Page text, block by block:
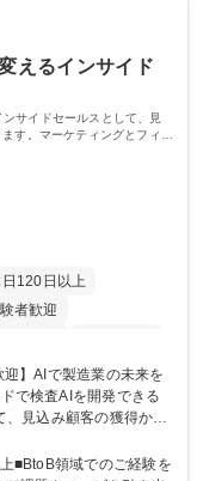
種 【総
えるゼネラリストを目
勤怠管理など）の経験
えるインサイド
サイドセールスとして、見
す。マーケティングとフィー
120日以上
者歓迎
、見込み顧客の獲得から
ティングとフィールド
■BtoB領域でのご経験を